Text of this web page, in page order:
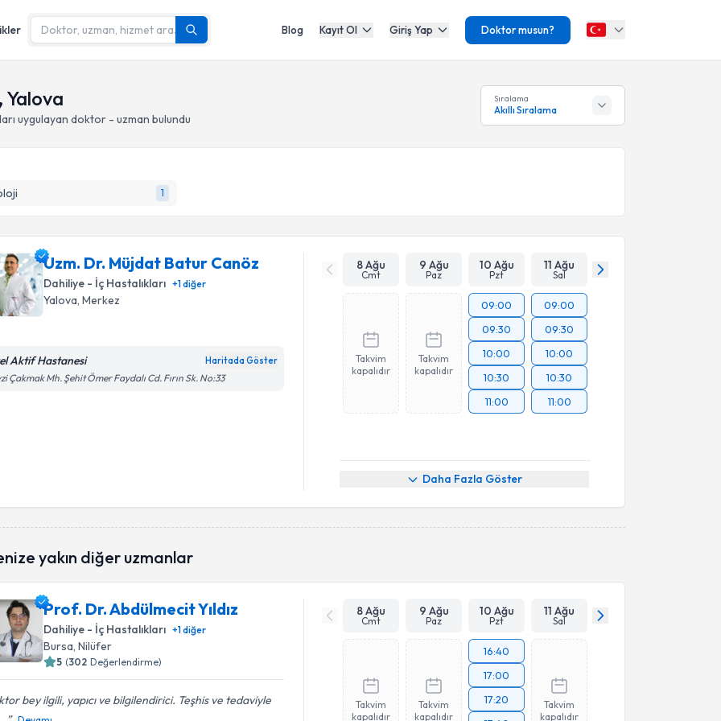
Blog Kayıt Ol Giriş Yap Doktor musun?
Yalova
uygulayan doktor - uzman bulundu
Sıralama
Akıllı Sıralama
1
Uzm. Dr. Müjdat Batur Canöz
Dahiliye - İç Hastalıkları +1diğer
Yalova, Merkez
Aktif Hastanesi Haritada Göster
Çakmak Mh. Şehit Ömer Faydalı Cd. Fırın Sk. No:33
8 Ağu
Cmt
9 Ağu
Paz
10 Ağu
Pzt
11 Ağu
Sal
Takvim
kapalıdır
Takvim
kapalıdır
09:00
09:30
10:00
10:30
11:00
09:00
09:30
10:00
10:30
11:00
Daha Fazla Göster
yakın diğer uzmanlar
Prof. Dr. Abdülmecit Yıldız
Dahiliye - İç Hastalıkları +1diğer
Bursa , Nilüfer
5 (302 Değerlendirme)
bey ilgili, yapıcı ve bilgilendirici. Teşhis ve tedaviyle
8 Ağu
Cmt
9 Ağu
Paz
10 Ağu
Pzt
11 Ağu
Sal
Takvim
kapalıdır
Takvim
kapalıdır
16:40
17:00
17:20
Takvim
kapalıdır